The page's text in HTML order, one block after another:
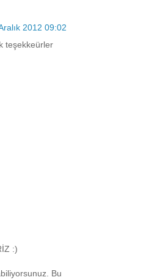
2012 09:02
teşekkeürler
:)
Bu